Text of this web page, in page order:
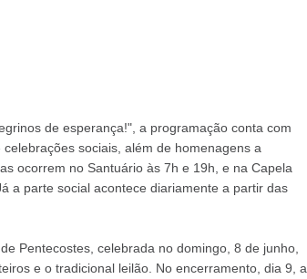
de esperança!", a programação conta com
sociais, além de homenagens a
ocorrem no Santuário às 7h e 19h, e na Capela
a parte social acontece diariamente a partir das
Pentecostes, celebrada no domingo, 8 de junho,
e o tradicional leilão. No encerramento, dia 9, a